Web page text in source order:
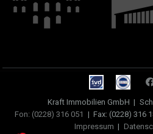
Kraft Immobilien GmbH |
Fon: (0228) 316 051 | Fax: (0228) 316
Impressum |